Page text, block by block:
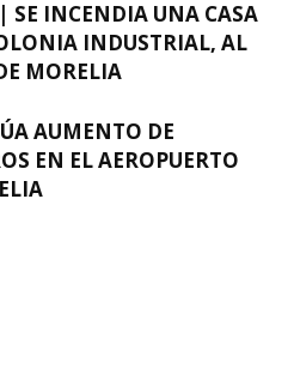
SE INCENDIA UNA CASA
INDUSTRIAL, AL
MORELIA
AUMENTO DE
EN EL AEROPUERTO